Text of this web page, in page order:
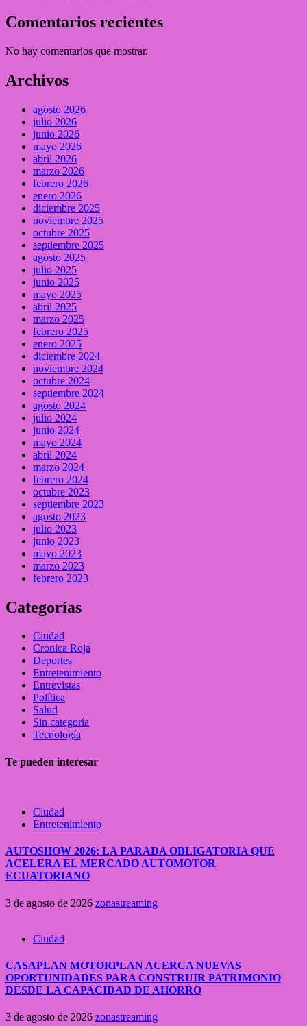
Comentarios recientes
No hay comentarios que mostrar.
Archivos
agosto 2026
julio 2026
junio 2026
mayo 2026
abril 2026
marzo 2026
febrero 2026
enero 2026
diciembre 2025
noviembre 2025
octubre 2025
septiembre 2025
agosto 2025
julio 2025
junio 2025
mayo 2025
abril 2025
marzo 2025
febrero 2025
enero 2025
diciembre 2024
noviembre 2024
octubre 2024
septiembre 2024
agosto 2024
julio 2024
junio 2024
mayo 2024
abril 2024
marzo 2024
febrero 2024
octubre 2023
septiembre 2023
agosto 2023
julio 2023
junio 2023
mayo 2023
marzo 2023
febrero 2023
Categorías
Ciudad
Cronica Roja
Deportes
Entretenimiento
Entrevistas
Política
Salud
Sin categoría
Tecnología
Te pueden interesar
Ciudad
Entretenimiento
AUTOSHOW 2026: LA PARADA OBLIGATORIA QUE
ACELERA EL MERCADO AUTOMOTOR
ECUATORIANO
3 de agosto de 2026 zonastreaming
Ciudad
CASAPLAN MOTORPLAN ACERCA NUEVAS
OPORTUNIDADES PARA CONSTRUIR PATRIMONIO
DESDE LA CAPACIDAD DE AHORRO
3 de agosto de 2026 zonastreaming